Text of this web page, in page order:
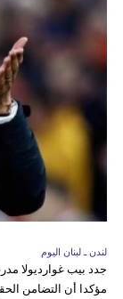
لندن ـ لبنان اليوم
جدد بيب غوارديولا
مؤكدا أن التضامن